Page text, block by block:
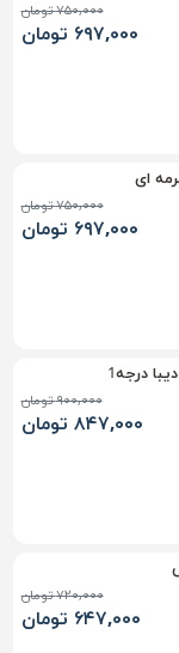
۷۵۰,۰۰۰ تومان
۶۹۷,۰۰۰ تومان
۷۵۰,۰۰۰ تومان
۶۹۷,۰۰۰ تومان
۹۰۰,۰۰۰ تومان
۸۴۷,۰۰۰ تومان
۷۲۰,۰۰۰ تومان
۶۴۷,۰۰۰ تومان